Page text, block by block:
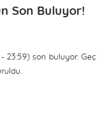
Son Buluyor!
- 23:59) son buluyor. Geç